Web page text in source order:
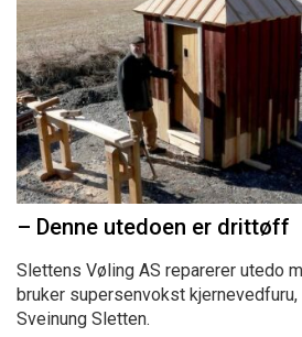
– Denne utedoen er drittøff
Slettens Vøling AS reparerer utedo
bruker supersenvokst
Sveinung Sletten.